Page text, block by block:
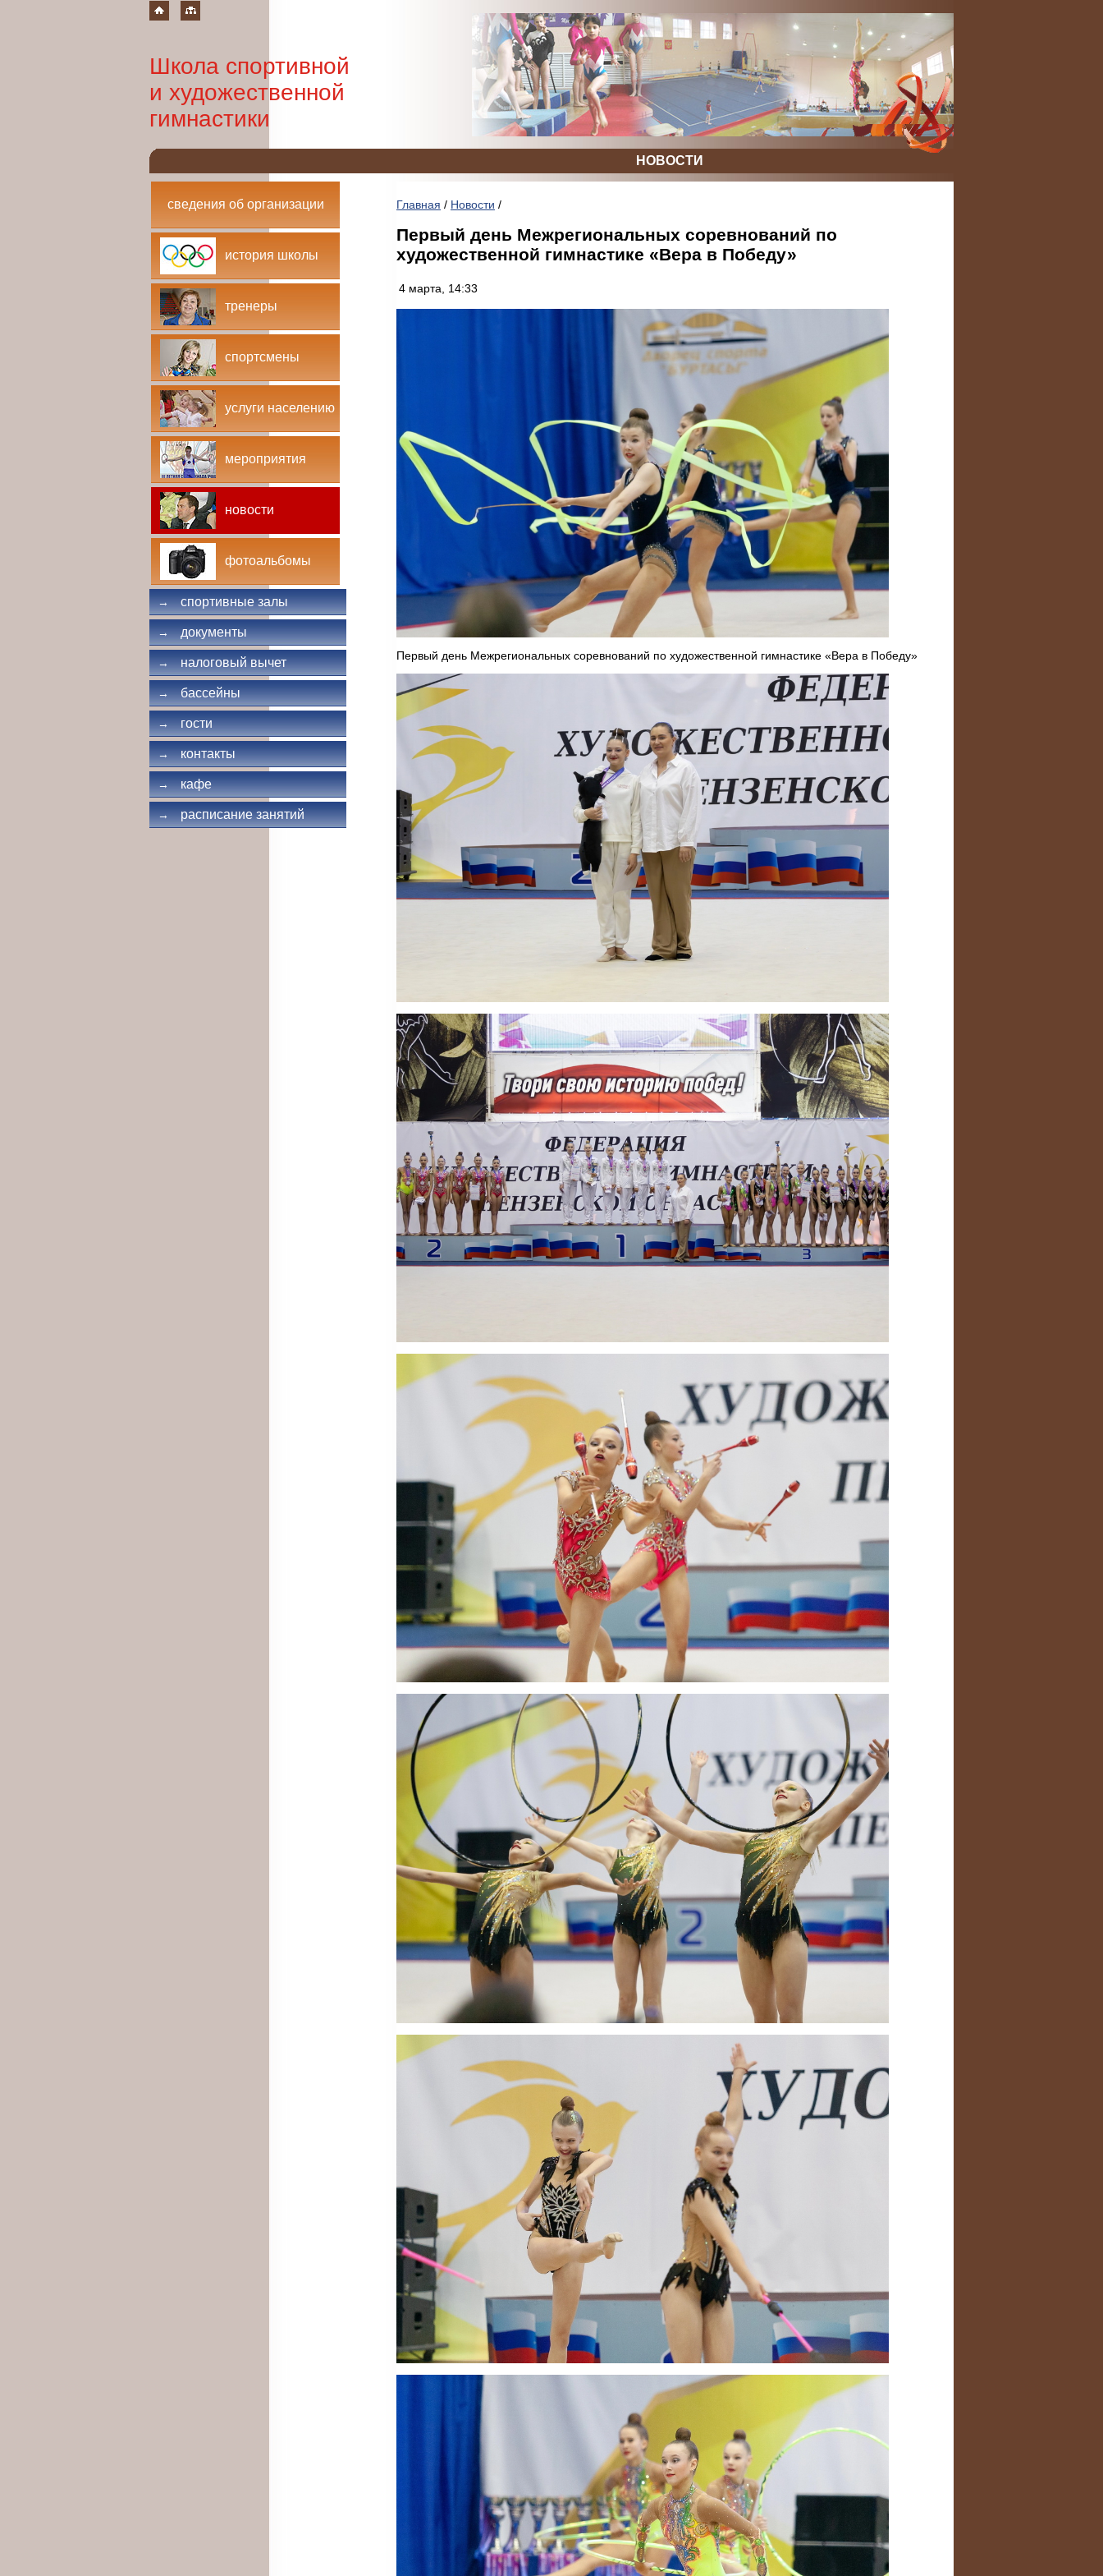
Школа спортивной
и художественной
гимнастики
НОВОСТИ
сведения об организации
история школы
тренеры
спортсмены
услуги населению
мероприятия
новости
фотоальбомы
→ спортивные залы
→ документы
→ налоговый вычет
→ бассейны
→ гости
→ контакты
→ кафе
→ расписание занятий
Главная / Новости /
Первый день Межрегиональных соревнований по
художественной гимнастике «Вера в Победу»
4 марта, 14:33
Первый день Межрегиональных соревнований по художественной гимнастике «Вера в Победу»